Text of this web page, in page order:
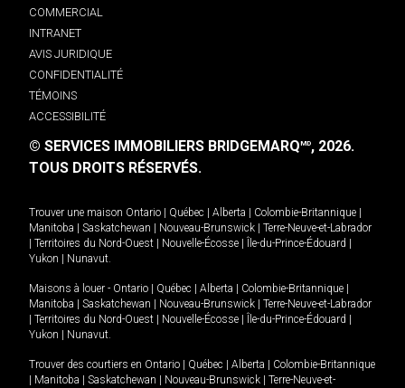
COMMERCIAL
INTRANET
AVIS JURIDIQUE
CONFIDENTIALITÉ
TÉMOINS
ACCESSIBILITÉ
© SERVICES IMMOBILIERS BRIDGEMARQMD, 2026.
TOUS DROITS RÉSERVÉS.
Trouver une maison Ontario Québec Alberta Colombie-Britannique
Manitoba
Saskatchewan Nouveau-Brunswick
Terre-Neuve-et-Labrador
Territoires du Nord-Ouest Nouvelle-Écosse Île-du-Prince-Édouard
Yukon
Nunavut.
Maisons à louer - Ontario Québec Alberta Colombie-Britannique
Manitoba
Saskatchewan Nouveau-Brunswick
Terre-Neuve-et-Labrador
Territoires du Nord-Ouest Nouvelle-Écosse Île-du-Prince-Édouard
Yukon
Nunavut.
Trouver des courtiers en Ontario Québec Alberta
Colombie-Britannique
Manitoba Saskatchewan Nouveau-Brunswick
Terre-Neuve-et-